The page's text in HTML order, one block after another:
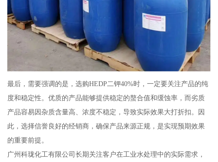
最后，需要强调的是，选购HEDP二钾40%时，一定要关注产品的纯
度和稳定性。优质的产品能够提供稳定的螯合值和缓蚀率，而劣质
产品容易因杂质含量高、浓度不稳定，导致实际效果大打折扣。因
此，选择信誉良好的经销商，确保产品来源正规，是实现预期效果
的重要前提。
广州科珑化工有限公司长期关注客户在工业水处理中的实际需求，